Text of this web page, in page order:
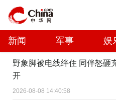
新闻 军事 娱
野象脚被电线绊住 同伴怒砸
开
2026-08-08 14:40:58